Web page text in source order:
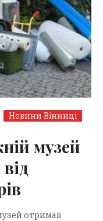
Новини Вінниці
музей
отримав